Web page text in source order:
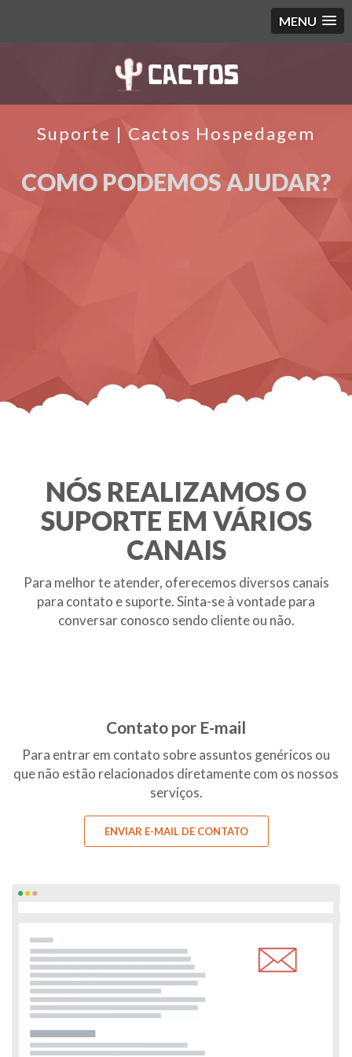
MENU
Suporte | Cactos Hospedagem
COMO PODEMOS AJUDAR?
NÓS REALIZAMOS O
SUPORTE EM VÁRIOS
CANAIS
Para melhor te atender, oferecemos diversos canais
para contato e suporte. Sinta-se à vontade para
conversar conosco sendo cliente ou não.
Contato por E-mail
Para entrar em contato sobre assuntos genéricos ou
que não estão relacionados diretamente com os nossos
serviços.
ENVIAR E-MAIL DE CONTATO